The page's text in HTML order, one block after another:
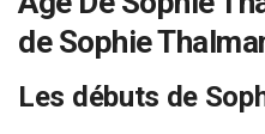
de Sophie
Les débuts de